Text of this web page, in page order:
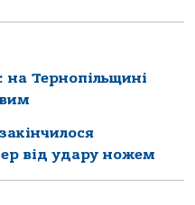
на Тернопільщині
від удару ножем